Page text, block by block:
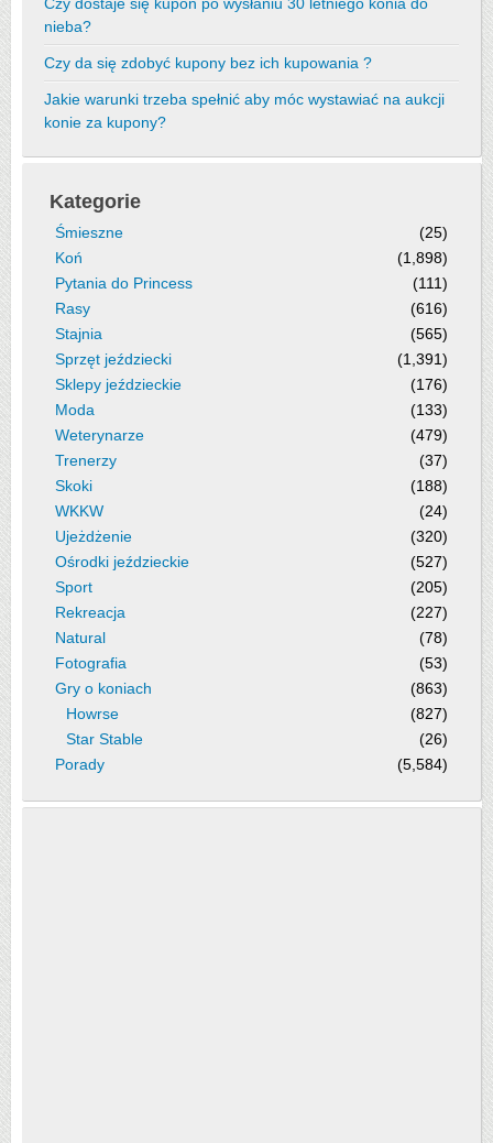
nieba?
Czy da się zdobyć kupony bez ich kupowania ?
Jakie warunki trzeba spełnić aby móc wystawiać na aukcji
konie za kupony?
Kategorie
Śmieszne
(25)
Koń
(1,898)
Pytania do Princess
(111)
Rasy
(616)
Stajnia
(565)
Sprzęt jeździecki
(1,391)
Sklepy jeździeckie
(176)
Moda
(133)
Weterynarze
(479)
Trenerzy
(37)
Skoki
(188)
WKKW
(24)
Ujeżdżenie
(320)
Ośrodki jeździeckie
(527)
Sport
(205)
Rekreacja
(227)
Natural
(78)
Fotografia
(53)
Gry o koniach
(863)
Howrse
(827)
Star Stable
(26)
Porady
(5,584)